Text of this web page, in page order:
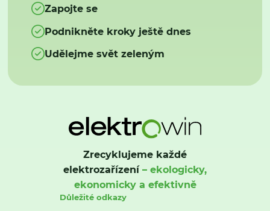
Zapojte se
Podnikněte kroky ještě dnes
Udělejme svět zeleným
Zrecyklujeme každé
elektrozařízení– ekologicky,
ekonomicky a efektivně
Důležité odkazy